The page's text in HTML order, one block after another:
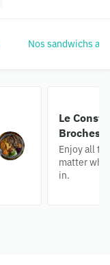
Nos sandwichs
Le
Broches
Enjoy all
matter
in.